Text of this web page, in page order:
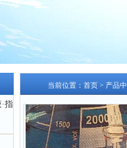
指
当前位置： 首页 > 产品